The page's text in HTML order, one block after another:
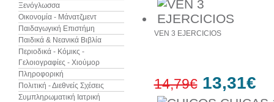
Ξενόγλωσσα
Οικονομία - Μάνατζμεντ
Παιδαγωγική Επιστήμη
Παιδικά & Νεανικά Βιβλία
Περιοδικά - Κόμικς -
Γελοιογραφίες - Χιούμορ
Πληροφορική
Πολιτική - Διεθνείς Σχέσεις
Συμπληρωματική Ιατρική
VEN 3 EJERCICIOS
14,79€ 13,31€